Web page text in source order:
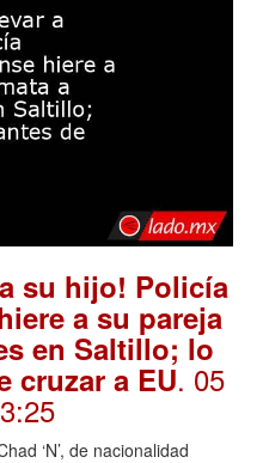
su hijo! Policía
a su pareja
en Saltillo; lo
cruzar a EU. 05
‘N’, de nacionalidad